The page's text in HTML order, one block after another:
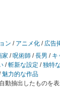
ン / アニメ化 / 広告
家 /呪術師 /長男 / キ
/斬新な設定 /独特
魅力的な作品
動抽出したものを